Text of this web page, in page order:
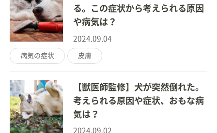
る。この症状から考えられる原因
や病気は？
2024.09.04
病気の症状 皮膚
【獣医師監修】犬が突然倒れた。
考えられる原因や症状、おもな病
気は？
2024.09.02